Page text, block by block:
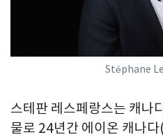
Stéphane
스테판 레스페랑스는 캐나
물로 24년간 에이온 캐나